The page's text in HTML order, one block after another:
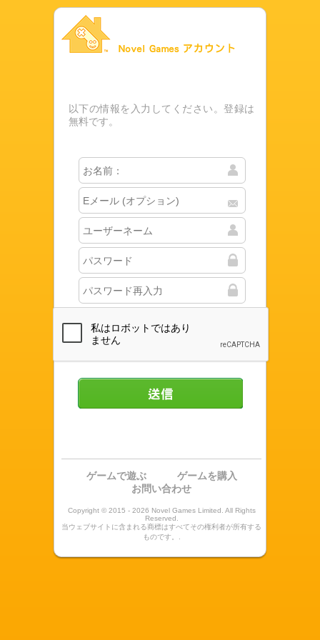
以下の情報を入力してください。登録は
無料です。
ゲームで遊ぶ
ゲームを購入
お問い合わせ
Copyright © 2015 - 2026 Novel Games Limited. All Rights
Reserved.
当ウェブサイトに含まれる商標はすべてその権利者が所有する
ものです。.